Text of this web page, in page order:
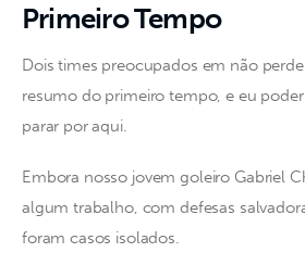
Primeiro Tempo
Dois times preocupados em não
resumo do primeiro tempo, e eu
parar por aqui.
Embora nosso jovem goleiro Gabriel
algum trabalho, com defesas
foram casos isolados.